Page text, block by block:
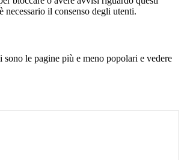
il consenso degli utenti.
le pagine più e meno popolari e vedere